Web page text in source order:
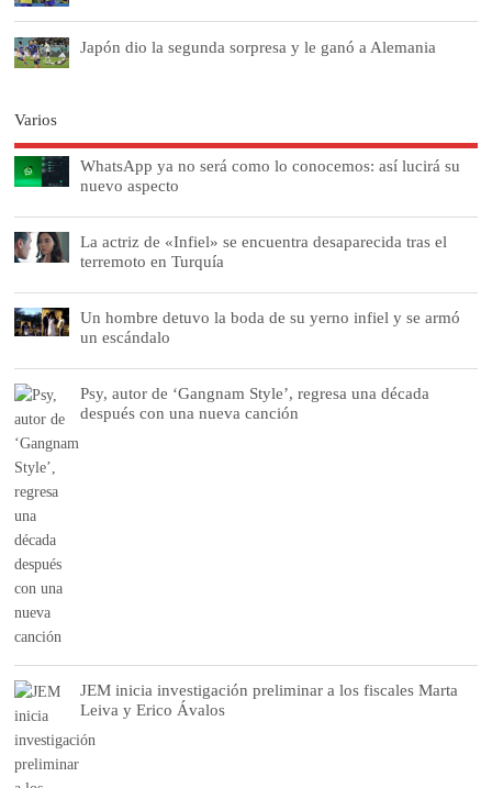
Japón dio la segunda sorpresa y le ganó a Alemania
Varios
WhatsApp ya no será como lo conocemos: así lucirá su
nuevo aspecto
La actriz de «Infiel» se encuentra desaparecida tras el
terremoto en Turquía
Un hombre detuvo la boda de su yerno infiel y se armó
un escándalo
Psy, autor de ‘Gangnam Style’, regresa una década
después con una nueva canción
JEM inicia investigación preliminar a los fiscales Marta
Leiva y Erico Ávalos